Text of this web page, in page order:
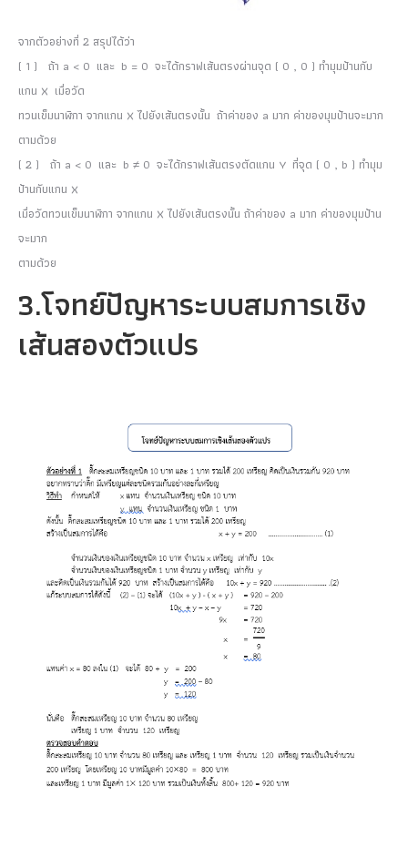
จากตัวอย่างที่ 2 สรุปได้ว่า
( 1 )
ถ้า a < 0 และ b = 0 จะได้กราฟเส้นตรงผ่านจุด ( 0 , 0 ) ทำมุมป้านกับ
แกน X เมื่อวัด
ทวนเข็มนาฬิกา จากแกน X ไปยังเส้นตรงนั้น ถ้าค่าของ a มาก ค่าของมุมป้านจะมาก
ตามด้วย
( 2 )
ถ้า a < 0 และ b ≠ 0 จะได้กราฟเส้นตรงตัดแกน Y ที่จุด ( 0 , b ) ทำมุม
ป้านกับแกน X
เมื่อวัดทวนเข็มนาฬิกา จากแกน X ไปยังเส้นตรงนั้น ถ้าค่าของ a มาก ค่าของมุมป้าน
จะมาก
ตามด้วย
3.โจทย์ปัญหาระบบสมการเชิง
เส้นสองตัวแปร